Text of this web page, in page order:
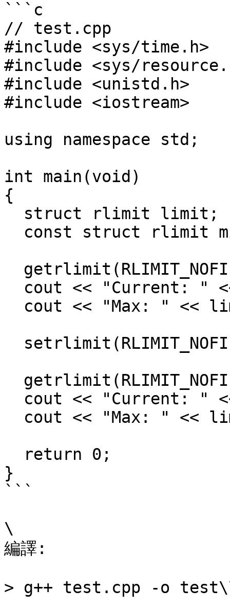
```c
// test.cpp
#include <sys/time.h>
#include <sys/
#include <unistd.h>
#include <iostream>
using namespace std;
int main(void)
{
}
```
\
編譯:
> g++ test.cpp -o